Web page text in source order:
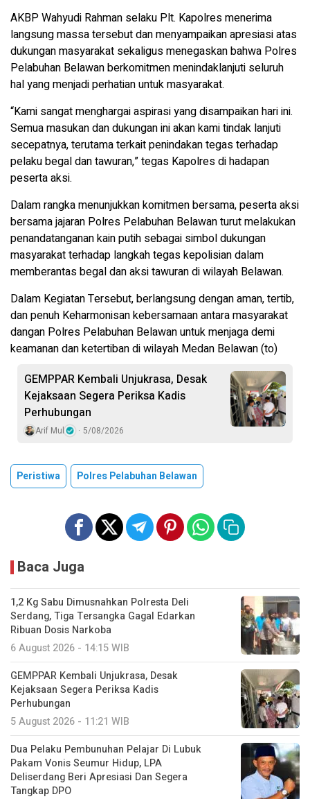
AKBP Wahyudi Rahman selaku Plt. Kapolres menerima
langsung massa tersebut dan menyampaikan apresiasi atas
dukungan masyarakat sekaligus menegaskan bahwa Polres
Pelabuhan Belawan berkomitmen menindaklanjuti seluruh
hal yang menjadi perhatian untuk masyarakat.
“Kami sangat menghargai aspirasi yang disampaikan hari ini.
Semua masukan dan dukungan ini akan kami tindak lanjuti
secepatnya, terutama terkait penindakan tegas terhadap
pelaku begal dan tawuran,” tegas Kapolres di hadapan
peserta aksi.
Dalam rangka menunjukkan komitmen bersama, peserta aksi
bersama jajaran Polres Pelabuhan Belawan turut melakukan
penandatanganan kain putih sebagai simbol dukungan
masyarakat terhadap langkah tegas kepolisian dalam
memberantas begal dan aksi tawuran di wilayah Belawan.
Dalam Kegiatan Tersebut, berlangsung dengan aman, tertib,
dan penuh Keharmonisan kebersamaan antara masyarakat
dangan Polres Pelabuhan Belawan untuk menjaga demi
keamanan dan ketertiban di wilayah Medan Belawan (to)
GEMPPAR Kembali Unjukrasa, Desak
Kejaksaan Segera Periksa Kadis
Perhubungan
Arif Mul 5/08/2026
Peristiwa Polres Pelabuhan Belawan
Baca Juga
1,2 Kg Sabu Dimusnahkan Polresta Deli
Serdang, Tiga Tersangka Gagal Edarkan
Ribuan Dosis Narkoba
6 August 2026 - 14:15 WIB
GEMPPAR Kembali Unjukrasa, Desak
Kejaksaan Segera Periksa Kadis
Perhubungan
5 August 2026 - 11:21 WIB
Dua Pelaku Pembunuhan Pelajar Di Lubuk
Pakam Vonis Seumur Hidup, LPA
Deliserdang Beri Apresiasi Dan Segera
Tangkap DPO